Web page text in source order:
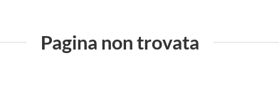
Pagina non trovata